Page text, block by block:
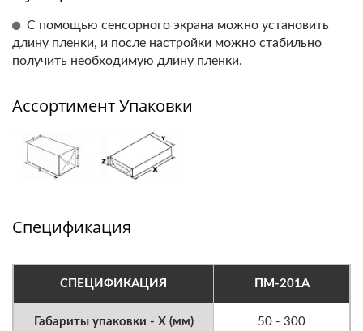
С помощью сенсорного экрана можно установить
длину пленки, и после настройки можно стабильно
получить необходимую длину пленки.
Ассортимент Упаковки
Спецификация
СПЕЦИФИКАЦИЯ ПМ-201А
Габариты упаковки - X (мм) 50 - 300